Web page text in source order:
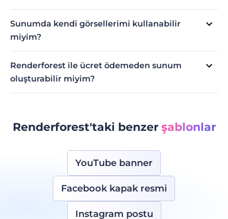
Sunumda kendi görsellerimi kullanabilir
miyim?
Evet, kendi resimlerinizi ekleyebilirsiniz. Resimleri
cihazınızdan ekleyin ya da medya kitaplığından seçin.
özelliklerini kullanarak resimleri çerçeveye uygun hale
getirmek için düzenleyin ya da kırpın.
Renderforest ile ücret ödemeden sunum
oluşturabilir miyim?
Evet, ücretsiz sunum oluşturabilirsiniz. Sunum aracımızda
Şablonların ve düzenleme özelliklerinin tamamına erişim
sağlamak için planınızı yükseltebilir ya da parça başı
Renderforest'taki benzer şablonlar
YouTube banner
Facebook kapak resmi
Instagram postu